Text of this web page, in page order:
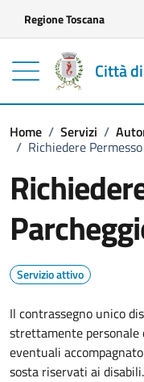
Regione Toscana
Città
Home / Servizi /
/ Richiedere
Servizio attivo
Il contrassegno unico
strettamente
eventuali
sosta riservati ai disabili.